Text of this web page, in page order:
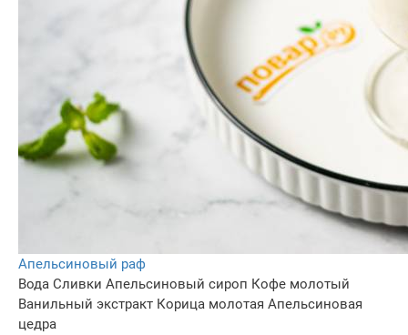
Апельсиновый раф
Вода Сливки Апельсиновый сироп Кофе молотый
Ванильный экстракт Корица молотая Апельсиновая
цедра